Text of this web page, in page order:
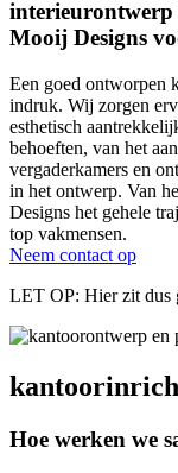
Mooij Designs
Een goed ontworpen
indruk. Wij zorgen
esthetisch
behoeften, van het
vergaderkamers en
in het ontwerp. Van
Designs het gehele
top vakmensen.
Neem contact op
LET OP: Hier zit dus
Hoe werken we